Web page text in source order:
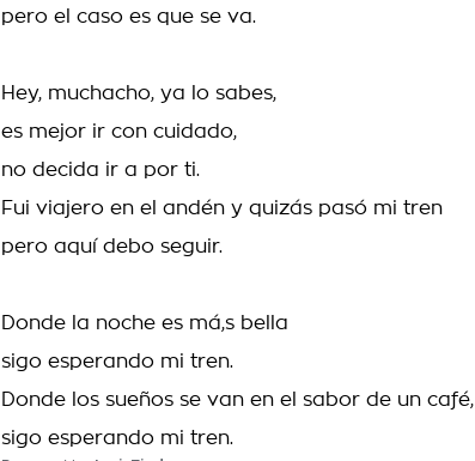
pero el caso es que se va.
Hey, muchacho, ya lo sabes,
es mejor ir con cuidado,
no decida ir a por ti.
Fui viajero en el andén y quizás pasó mi tren
pero aquí debo seguir.
Donde la noche es má,s bella
sigo esperando mi tren.
Donde los sueños se van en el sabor de un café,
sigo esperando mi tren.